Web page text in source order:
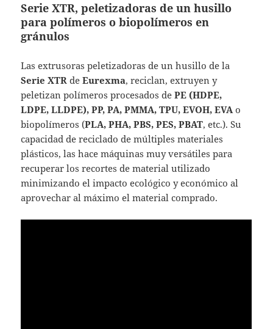
Serie XTR, peletizadoras de un husillo
para polímeros o biopolímeros en
gránulos
Las extrusoras peletizadoras de un husillo de la
Serie XTRdeEurexma, reciclan, extruyen y
peletizan polímeros procesados dePE (HDPE,
LDPE, LLDPE), PP, PA, PMMA, TPU, EVOH, EVAo
biopolímeros (PLA, PHA, PBS, PES, PBAT, etc.). Su
capacidad de reciclado de múltiples materiales
plásticos, las hace máquinas muy versátiles para
recuperar los recortes de material utilizado
minimizando el impacto ecológico y económico al
aprovechar al máximo el material comprado.